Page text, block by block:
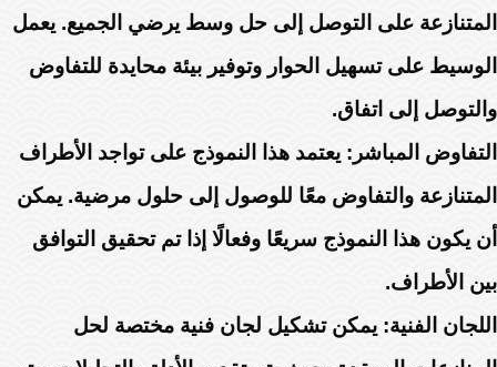
المتنازعة على التوصل إلى حل وسط يرضي الجميع. يعمل
الوسيط على تسهيل الحوار وتوفير بيئة محايدة للتفاوض
والتوصل إلى اتفاق.
التفاوض المباشر: يعتمد هذا النموذج على تواجد الأطراف
المتنازعة والتفاوض معًا للوصول إلى حلول مرضية. يمكن
أن يكون هذا النموذج سريعًا وفعالًا إذا تم تحقيق التوافق
بين الأطراف.
اللجان الفنية: يمكن تشكيل لجان فنية مختصة لحل